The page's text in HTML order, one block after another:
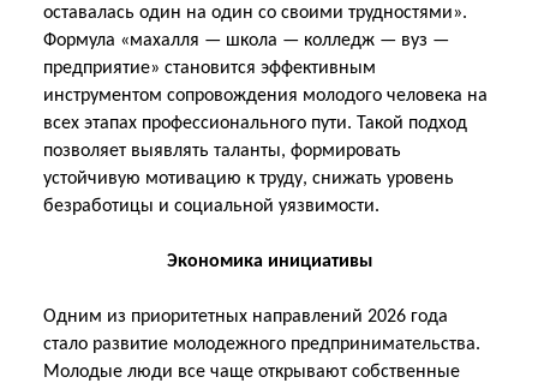
оставалась один на один со своими трудностями».
Формула «махалля — школа — колледж — вуз —
предприятие» становится эффективным
инструментом сопровождения молодого человека на
всех этапах профессионального пути. Такой подход
позволяет выявлять таланты, формировать
устойчивую мотивацию к труду, снижать уровень
безработицы и социальной уязвимости.
Экономика инициативы
Одним из приоритетных направлений 2026 года
стало развитие молодежного предпринимательства.
Молодые люди все чаще открывают собственные